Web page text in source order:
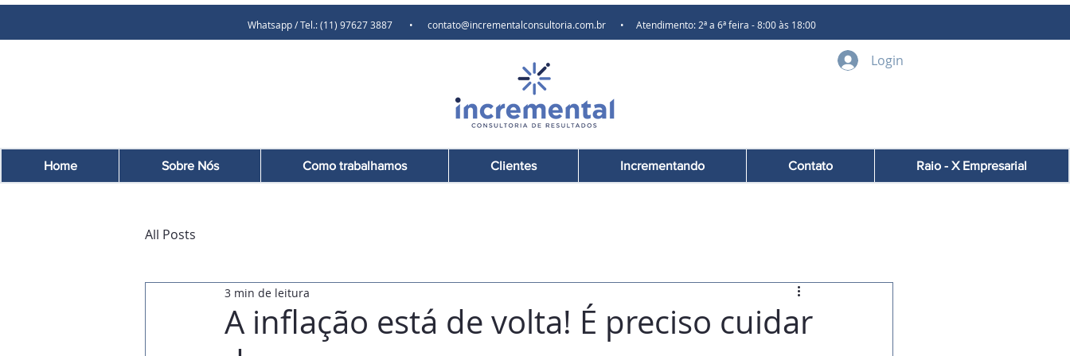
Whatsapp / Tel.: (11) 97627 3887 • contato@incrementalconsultoria.com.br • Atendimento: 2ª a 6ª feira - 8:00 às 18:00
Login
Home Sobre Nós Como trabalhamos Clientes Incrementando Contato Raio - X Empresarial
All Posts
A inflação está de volta! É preciso cuidar
3 min de leitura